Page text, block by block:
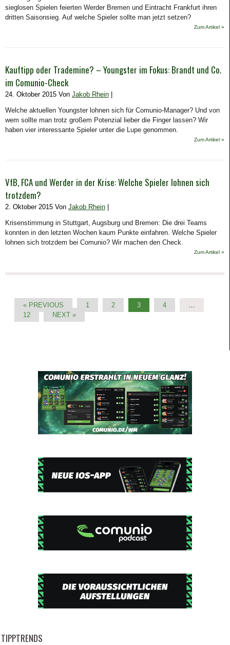
sieglosen Spielen feierten Werder Bremen und Eintracht Frankfurt ihren
dritten Saisonsieg. Auf welche Spieler sollte man jetzt setzen?
Zum Artikel »
Kauftipp oder Trademine? – Youngster im Fokus: Brandt und Co.
im Comunio-Check
24. Oktober 2015 Von Jakob Rhein
Welche aktuellen Youngster lohnen sich für Comunio-Manager? Und von
wem sollte man trotz großem Potenzial lieber die Finger lassen? Wir
haben vier interessante Spieler unter die Lupe genommen.
Zum Artikel »
VfB, FCA und Werder in der Krise: Welche Spieler lohnen sich
trotzdem?
2. Oktober 2015 Von Jakob Rhein
Krisenstimmung in Stuttgart, Augsburg und Bremen: Die drei Teams
konnten in den letzten Wochen kaum Punkte einfahren. Welche Spieler
lohnen sich trotzdem bei Comunio? Wir machen den Check.
Zum Artikel »
« PREVIOUS 1 2 3 4
…
12
NEXT »
TIPPTRENDS